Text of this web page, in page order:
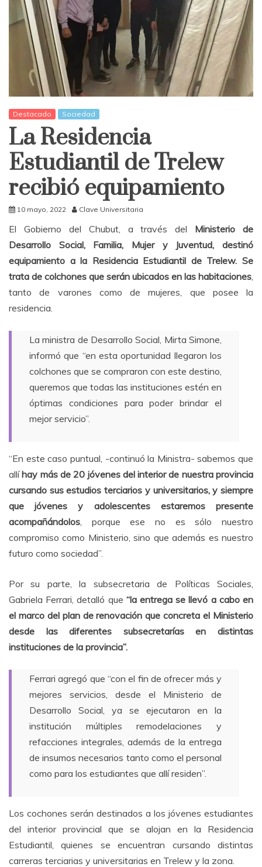
Destacado Sociedad
La Residencia
Estudiantil de Trelew
recibió equipamiento
10 mayo, 2022 Clave Universitaria
El Gobierno del Chubut, a través del Ministerio de
Desarrollo Social, Familia, Mujer y Juventud, destinó
equipamiento a la Residencia Estudiantil de Trelew. Se
trata de colchones que serán ubicados en las habitaciones
tanto de varones como de mujeres, que posee la
residencia.
La ministra de Desarrollo Social, Mirta Simone,
informó que “en esta oportunidad llegaron los
colchones que se compraron con este destino,
queremos que todas las instituciones estén en
óptimas condiciones para poder brindar el
mejor servicio”.
“En este caso puntual, -continuó la Ministra- sabemos que
allíhay más de 20 jóvenes del interior de nuestra provincia
cursando sus estudios terciarios y universitarios, y siempre
que jóvenes y adolescentes estaremos presente
acompañándolos , porque ese no es sólo nuestro
compromiso como Ministerio, sino que además es nuestro
futuro como sociedad”.
Por su parte, la subsecretaria de Políticas Sociales,
Gabriela Ferrari, detalló que “la entrega se llevó a cabo en
el marco del plan de renovación que concreta el Ministerio
desde las diferentes subsecretarías en distintas
instituciones de la provincia”.
Ferrari agregó que “con el fin de ofrecer más y
mejores servicios, desde el Ministerio de
Desarrollo Social, ya se ejecutaron en la
institución múltiples remodelaciones y
refacciones integrales, además de la entrega
de insumos necesarios tanto como el personal
como para los estudiantes que allí residen”.
Los cochones serán destinados a los jóvenes estudiantes
del interior provincial que se alojan en la Residencia
Estudiantil, quienes se encuentran cursando distintas
carreras terciarias y universitarias en Trelew y la zona.